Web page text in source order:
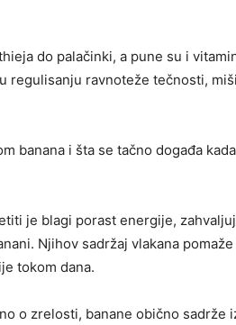
do palačinki, a pune su i
regulisanju ravnoteže tečnosti,
banana i šta se tačno događa
je blagi porast energije,
Njihov sadržaj vlakana
tokom dana.
o zrelosti, banane obično sadrže